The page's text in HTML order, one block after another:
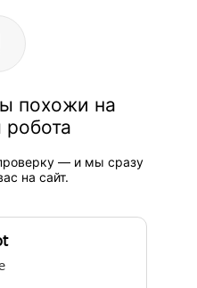
похожи на
робота
— и мы сразу
на сайт.